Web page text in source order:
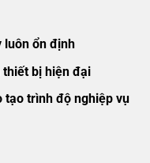
luôn ổn định
thiết bị hiện đại
trình độ nghiệp vụ